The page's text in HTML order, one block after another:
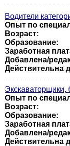
Водители
Опыт по
Возраст:
Образование:
Заработная
Добавлена/
Действительна
Экскаваторщики,
Опыт по
Возраст:
Образование:
Заработная
Добавлена/
Действительна